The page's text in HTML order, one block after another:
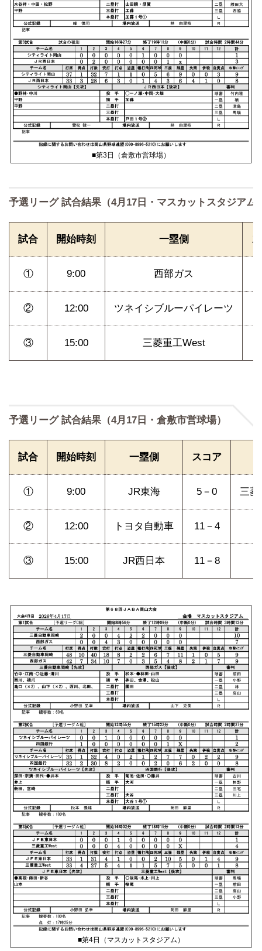
■第3日（倉敷市営球場）
予選リーグ 試合結果（4月17日・マスカットスタジアム
試合 開始時刻 一塁側
① 9:00 西部ガス
② 12:00 ツネイシブルーパイレーツ
③ 15:00 三菱重工West
予選リーグ 試合結果（4月17日・倉敷市営球場）
試合 開始時刻 一塁側 スコア
① 9:00 JR東海 5－0 三菱
② 12:00 トヨタ自動車 11－4
③ 15:00 JR西日本 11－8
■第4日（マスカットスタジアム）